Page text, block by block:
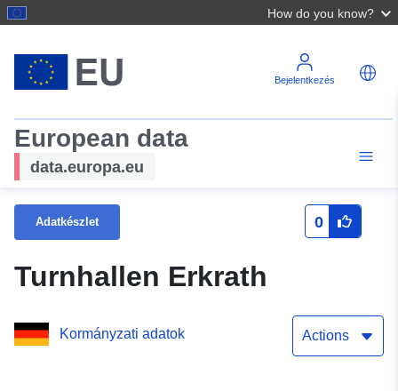
How do you know?
Bejelentkezés
European data
data.europa.eu
Adatkészlet 0
Turnhallen Erkrath
Kormányzati adatok Actions